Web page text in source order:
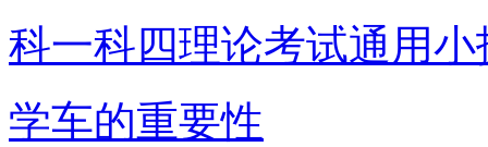
科一科四理论考试通用小
学车的重要性